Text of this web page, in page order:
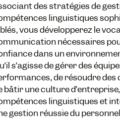
des stratégies de
linguistiques
vous développerez le
nécessaires
dans un
s’agisse de gérer des
de résoudre des
bâtir une culture
linguistiques et
gestion réussie du